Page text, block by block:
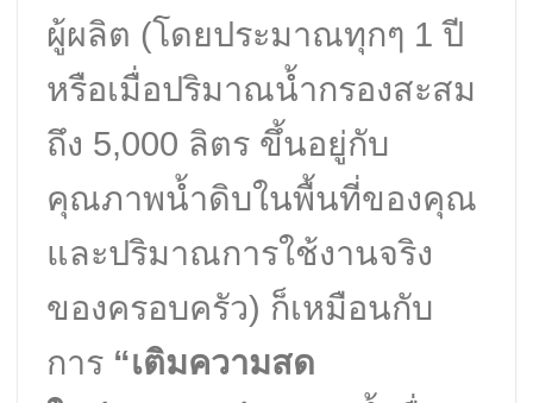
ผู้ผลิต (โดยประมาณทุกๆ 1 ปี
หรือเมื่อปริมาณน้ำกรองสะสม
ถึง 5,000 ลิตร ขึ้นอยู่กับ
คุณภาพน้ำดิบในพื้นที่ของคุณ
และปริมาณการใช้งานจริง
ของครอบครัว) ก็เหมือนกับ
การ “เติมความสด